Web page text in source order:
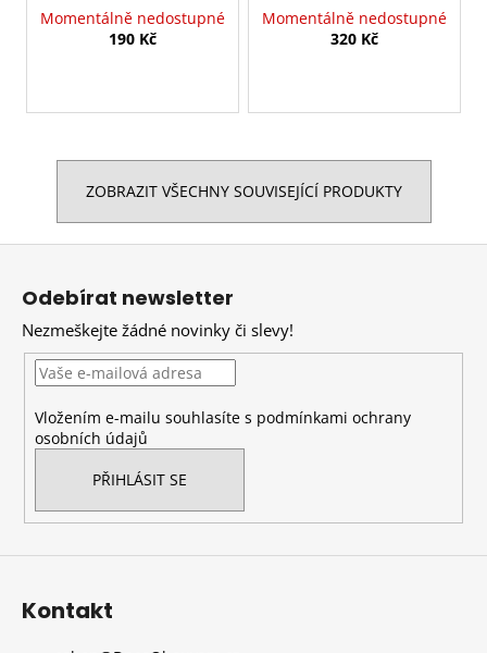
Momentálně nedostupné
190 Kč
Momentálně nedostupné
320 Kč
ZOBRAZIT VŠECHNY SOUVISEJÍCÍ PRODUKTY
Z
Odebírat newsletter
Nezmeškejte žádné novinky či slevy!
Vložením e-mailu souhlasíte s podmínkami ochrany
osobních údajů
PŘIHLÁSIT SE
Kontakt